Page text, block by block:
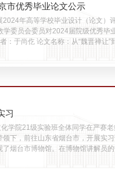
市优秀毕业论文公示
年高等学校毕业设计（论文）
委员会委员对2024届院级优秀毕
：于尚仡 论文名称：从“魏晋禅让”
习
学院21级实验班全体同学在严赛
下，前往山东省烟台市，开展实
烟台市博物馆。在博物馆讲解员的